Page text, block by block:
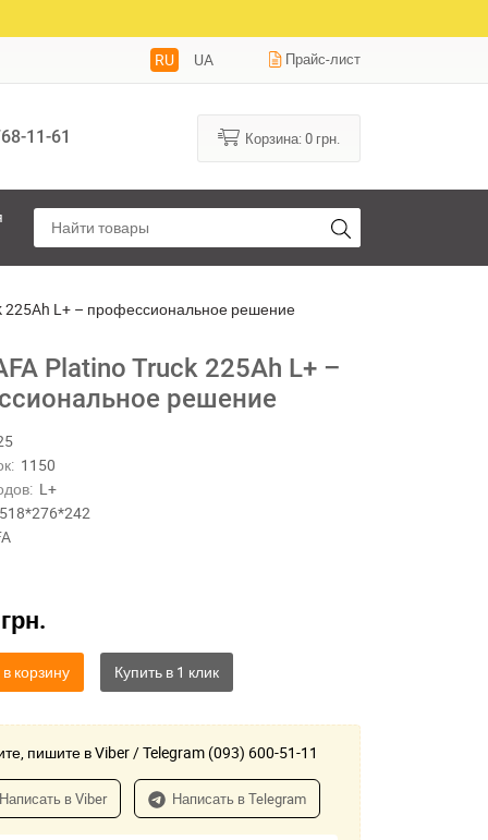
RU UA Прайс-лист
11-61 Корзина:0 грн.
225Ah L+ – профессиональное решение
Platino Truck 225Ah L+ –
решение
1150
L+
518*276*242
грн.
корзину
пишите в Viber / Telegram (093) 600-51-11
в Viber Написать в Telegram